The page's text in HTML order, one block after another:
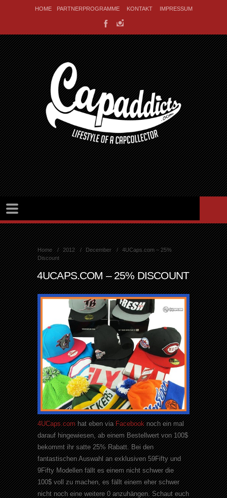
HOME PARTNERPROGRAMME KONTAKT IMPRESSUM
Home 2012 December
4UCaps.com – 25%
Discount
4UCAPS.COM – 25% DISCOUNT
4UCaps.comhat eben viaFacebooknoch ein mal
darauf hingewiesen, ab einem Bestellwert von 100$
bekommt ihr satte 25% Rabatt. Bei den
fantastischen Auswahl an exklusiven 59Fifty und
9Fifty Modellen fällt es einem nicht schwer die
100$ voll zu machen, es fällt einem eher schwer
nicht noch eine weitere 0 anzuhängen. Schaut euch